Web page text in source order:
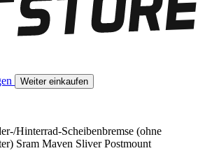
Weiter einkaufen
Hinterrad-Scheibenbremse (ohne
Sram Maven Sliver Postmount